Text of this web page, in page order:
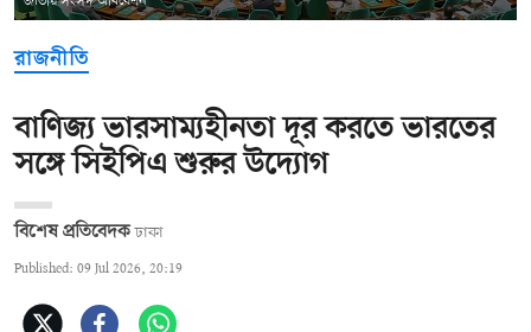
রাজনীতি
বাণিজ্য ভারসাম্যহীনতা দূর করতে ভারতের
সঙ্গে সিইপিএ শুরুর উদ্যোগ
বিশেষ প্রতিবেদক ঢাকা
Published: 09 Jul 2026, 20:19